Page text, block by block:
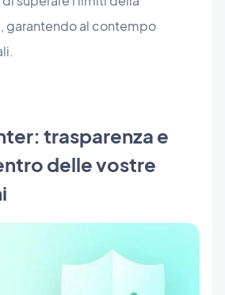
garantendo al contempo
trasparenza e
delle vostre